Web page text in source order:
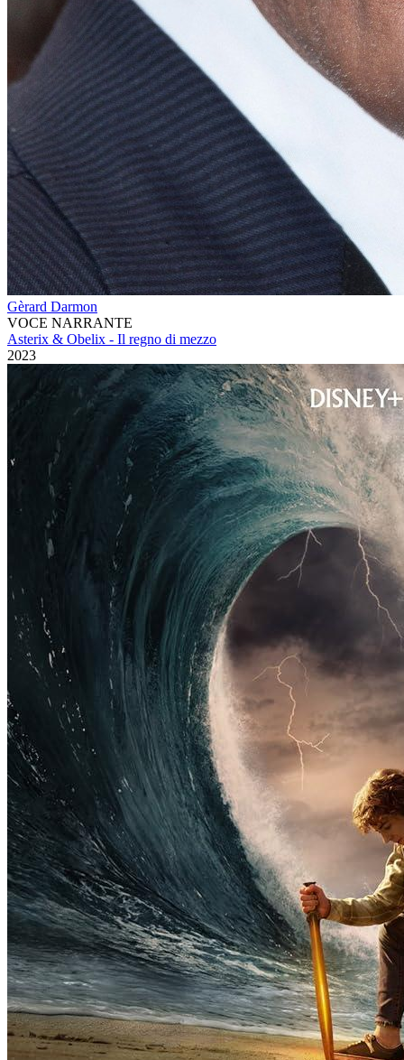
Gèrard Darmon
VOCE NARRANTE
Asterix & Obelix - Il regno di mezzo
2023